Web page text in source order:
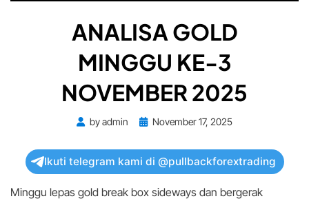
ANALISA GOLD
MINGGU KE-3
NOVEMBER 2025
byadmin
PostedNovember 17, 2025
Ikuti telegram kami di @pullbackforextrading
Minggu lepas gold break box sideways dan bergerak